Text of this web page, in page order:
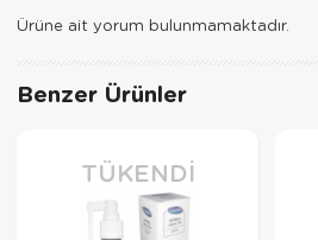
Ürüne ait yorum bulunmamaktadır.
Benzer Ürünler
TÜKENDI